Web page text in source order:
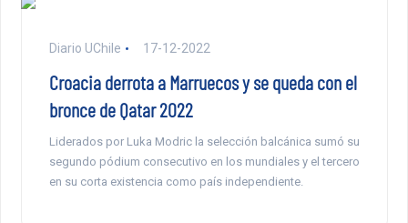
Diario UChile 17-12-2022
Croacia derrota a Marruecos y se queda con el
bronce de Qatar 2022
Liderados por Luka Modric la selección balcánica sumó su
segundo pódium consecutivo en los mundiales y el tercero
en su corta existencia como país independiente.